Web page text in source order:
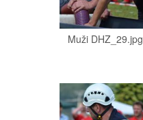
Muži DHZ_29.jpg